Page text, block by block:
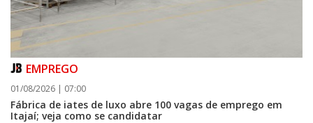
EMPREGO
01/08/2026 | 07:00
Fábrica de iates de luxo abre 100 vagas de emprego em
Itajaí; veja como se candidatar